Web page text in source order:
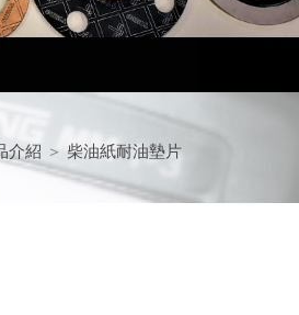
介紹 ＞ 柴油紙耐油墊片